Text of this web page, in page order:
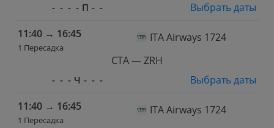
- - - - П - -
Выбрать даты
11:40 → 16:45
1 Пересадка
ITA Airways 1724
CTA — ZRH
- - - Ч - - -
Выбрать даты
11:40 → 16:45
1 Пересадка
ITA Airways 1724